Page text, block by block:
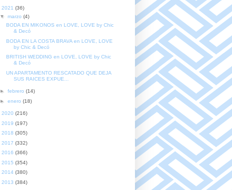
2021 (36)
▼ marzo (4)
BODA EN MIKONOS en LOVE, LOVE by Chic
& Decó
BODA EN LA COSTA BRAVA en LOVE, LOVE
by Chic & Decó
BRITISH WEDDING en LOVE, LOVE by Chic
& Decó
UN APARTAMENTO RESCATADO QUE DEJA
SUS RAICES EXPUE...
► febrero (14)
► enero (18)
2020 (216)
2019 (197)
2018 (305)
2017 (332)
2016 (366)
2015 (354)
2014 (380)
2013 (384)